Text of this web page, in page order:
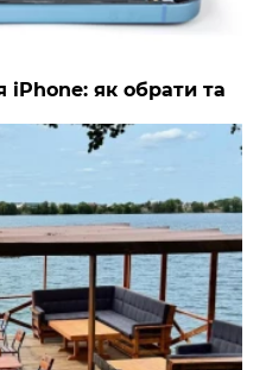
iPhone: як обрати та